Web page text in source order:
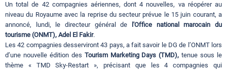
Contact
Un total de 42 compagnies aériennes, dont 4 nouvelles, va réopérer au
niveau du Royaume avec la reprise du secteur prévue le 15 juin courant, a
annoncé, lundi, le directeur général de
l'Office national marocain du
tourisme (ONMT), Adel El Fakir.
Les 42 compagnies desserviront 43 pays, a fait savoir le DG de l’ONMT lors
d’une nouvelle édition des Tourism Marketing Days (TMD), tenue sous le
thème « TMD Sky-Restart », précisant que les 4 compagnies qui